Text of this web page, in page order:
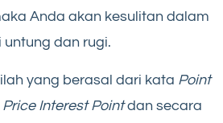
Anda akan kesulitan dalam
dan rugi.
yang berasal dari kata Point
Price Interest Pointdan secara